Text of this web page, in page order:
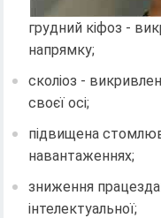
грудний кіфоз -
напрямку;
сколіоз -
своєї осі;
підвищена
навантаженнях;
зниження
інтелектуальної;